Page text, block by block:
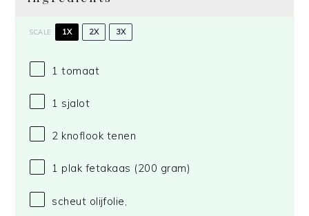
SCALE 1X 2X 3X
1 tomaat
1 sjalot
2 knoflook tenen
1 plak fetakaas (200 gram)
scheut olijfolie,